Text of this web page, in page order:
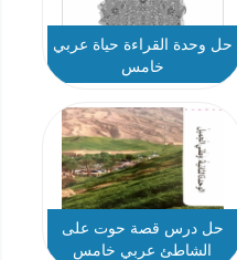
حل وحدة القراءة حياة عربي
خامس
حل درس قصة حوت على
الشاطئ عربي خامس